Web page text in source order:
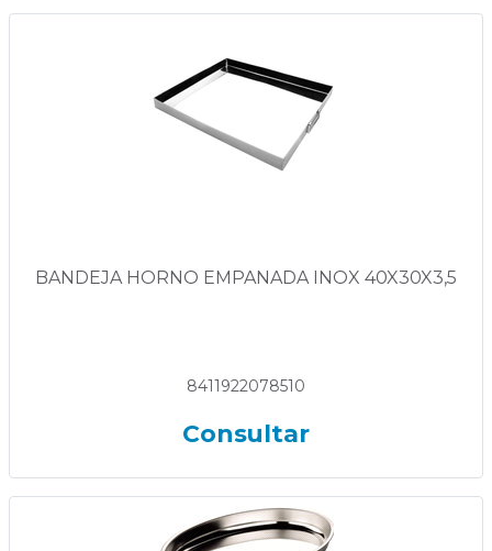
BANDEJA HORNO EMPANADA INOX 40X30X3,5
8411922078510
Consultar